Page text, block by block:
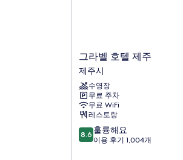
그
라
벨
호
텔
제
주
제
주
그라벨 호텔 제주
제주시
수영장
무료 주차
무료 WiFi
레스토랑
10
점
8.6 훌륭해요
이용 후기 1,004개